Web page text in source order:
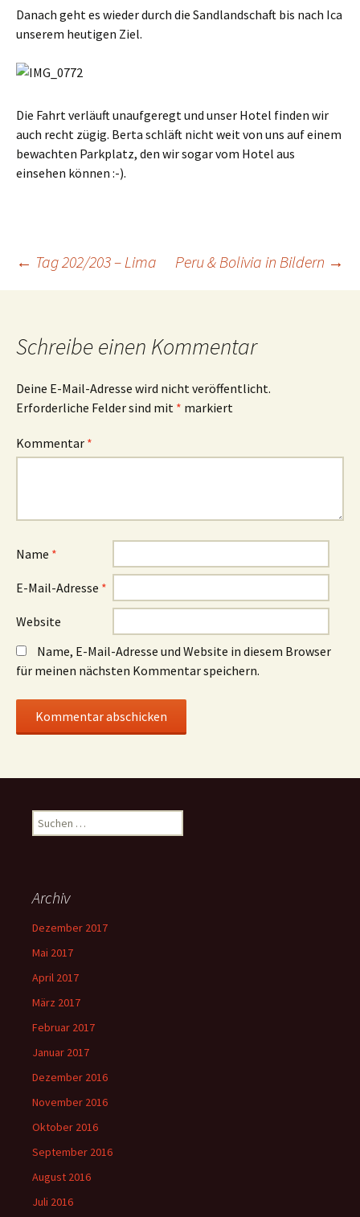
Danach geht es wieder durch die Sandlandschaft bis nach Ica
unserem heutigen Ziel.
Die Fahrt verläuft unaufgeregt und unser Hotel finden wir
auch recht zügig. Berta schläft nicht weit von uns auf einem
bewachten Parkplatz, den wir sogar vom Hotel aus
einsehen können :-).
Beitrags-
← Tag 202/203 – Lima Peru & Bolivia in Bildern →
Schreibe einen Kommentar
Deine E-Mail-Adresse wird nicht veröffentlicht.
Erforderliche Felder sind mit * markiert
Kommentar *
Name *
E-Mail-Adresse *
Website
Name, E-Mail-Adresse und Website in diesem Browser
für meinen nächsten Kommentar speichern.
Suchen
nach:
Archiv
Dezember 2017
Mai 2017
April 2017
März 2017
Februar 2017
Januar 2017
Dezember 2016
November 2016
Oktober 2016
September 2016
August 2016
Juli 2016